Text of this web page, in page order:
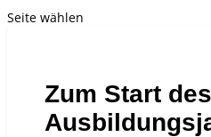
Seite wählen
Zum Start des